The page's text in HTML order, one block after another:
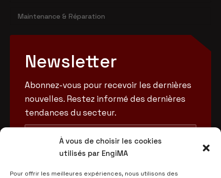
À vous de choisir les cookies
utilisés par EngiMA
Pour offrir les meilleures expériences, nous utilisons des
Maintenance & Réparation
Newsletter
Abonnez-vous pour recevoir les dernières
nouvelles. Restez informé des dernières
tendances du secteur.